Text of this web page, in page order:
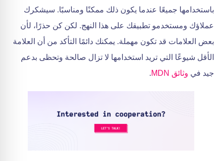
باستخدامها جميعًا عندما يكون ذلك ممكنًا ومناسبًا. سيشكرك
عملاؤك ومستخدمو تطبيقك على هذا النهج. لكن كن حذرًا، لأن
بعض العلامات قد تكون مهملة. يمكنك دائمًا التأكد من أن العلامة
الأقل شيوعًا التي تريد استخدامها لا تزال صالحة وتحظى بدعم
جيد في وثائق MDN .